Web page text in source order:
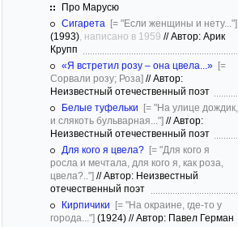
Про Марусю
Сигарета [= "Если женщины и нету..."]
(1993) , написано в 1959 //Автор: Арик
Крупп
«Я встретил розу – она цвела...» [=
Сорвали розу; Роза] //Автор:
Неизвестный отечественный поэт
Белые туфельки [= "На улице дождик,
и слякоть бульварная..."] //Автор:
Неизвестный отечественный поэт
Для кого я цвела? [= "Для кого я
росла и мечтала, для кого я, как роза,
цвела?.."] //Автор: Неизвестный
отечественный поэт
Кирпичики [= "На окраине, где-то у
города..."] (1924) //Автор: Павел Герман